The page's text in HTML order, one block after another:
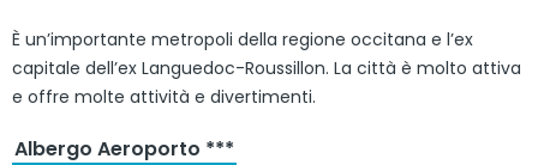
È un’importante metropoli della regione occitana e l’ex
capitale dell’ex Languedoc-Roussillon. La città è molto attiva
e offre molte attività e divertimenti.
Albergo Aeroporto ***